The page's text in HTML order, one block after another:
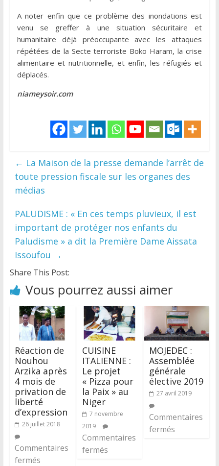
A noter enfin que ce problème des inondations est
venu se greffer à une situation sécuritaire et
humanitaire déjà préoccupante avec les attaques
répétées de la Secte terroriste Boko Haram, la crise
alimentaire et nutritionnelle, et enfin, les réfugiés et
déplacés.
niameysoir.com
← La Maison de la presse demande l’arrêt de
toute pression fiscale sur les organes des
médias
PALUDISME : « En ces temps pluvieux, il est
important de protéger nos enfants du
Paludisme » a dit la Première Dame Aissata
Issoufou →
Share This Post:
Vous pourrez aussi aimer
Réaction de
Nouhou
Arzika après
4 mois de
privation de
liberté
d’expression
26 juillet 2018
Commentaires
fermés
CUISINE
ITALIENNE :
Le projet
« Pizza pour
la Paix » au
Niger
7 novembre
2019
Commentaires
fermés
MOJEDEC :
Assemblée
générale
élective 2019
27 avril 2019
Commentaires
fermés